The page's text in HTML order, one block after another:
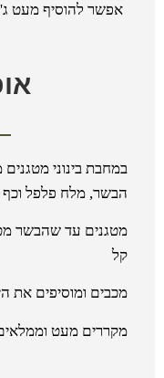
אפשר להוסיף מעט
במחבת בינוני
הבשר, מלח פלפל וכף
מטגנים עד שהבשר
קל
מכבים ומוסיפים את
מקררים מעט